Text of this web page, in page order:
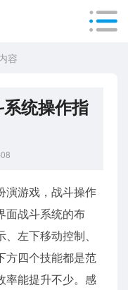
容
统操作指
演游戏，战斗操作
面战斗系统的布
左下移动控制、
方四个技能都是范
率能提升不少。感